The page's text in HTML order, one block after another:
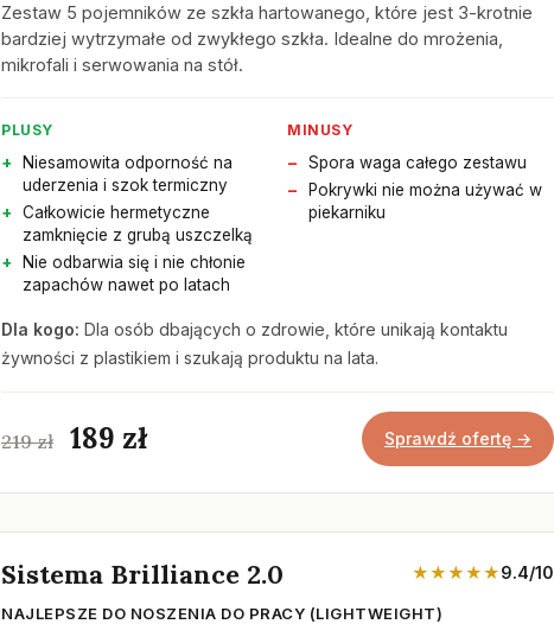
Zestaw 5 pojemników ze szkła hartowanego, które jest 3-krotnie
bardziej wytrzymałe od zwykłego szkła. Idealne do mrożenia,
mikrofali i serwowania na stół.
PLUSY
Niesamowita odporność na
uderzenia i szok termiczny
Całkowicie hermetyczne
zamknięcie z grubą uszczelką
Nie odbarwia się i nie chłonie
zapachów nawet po latach
MINUSY
Spora waga całego zestawu
Pokrywki nie można używać w
piekarniku
Dla kogo: Dla osób dbających o zdrowie, które unikają kontaktu
żywności z plastikiem i szukają produktu na lata.
219 zł 189 zł Sprawdź ofertę →
Sistema Brilliance 2.0 ★★★★★9.4/10
NAJLEPSZE DO NOSZENIA DO PRACY (LIGHTWEIGHT)